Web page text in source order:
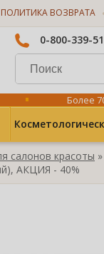
ПОЛИТИКА ВОЗВРАТА
0-800-339-
Более
салонов красоты »
АКЦИЯ - 40%